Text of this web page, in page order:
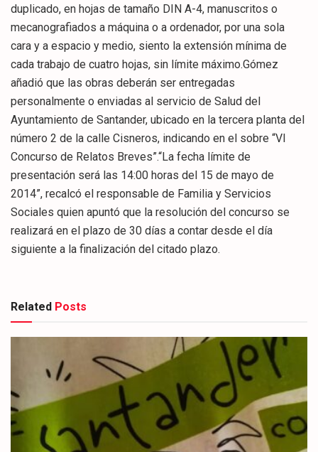
duplicado, en hojas de tamaño DIN A-4, manuscritos o
mecanografiados a máquina o a ordenador, por una sola
cara y a espacio y medio, siento la extensión mínima de
cada trabajo de cuatro hojas, sin límite máximo.Gómez
añadió que las obras deberán ser entregadas
personalmente o enviadas al servicio de Salud del
Ayuntamiento de Santander, ubicado en la tercera planta del
número 2 de la calle Cisneros, indicando en el sobre “VI
Concurso de Relatos Breves”.“La fecha límite de
presentación será las 14:00 horas del 15 de mayo de
2014”, recalcó el responsable de Familia y Servicios
Sociales quien apuntó que la resolución del concurso se
realizará en el plazo de 30 días a contar desde el día
siguiente a la finalización del citado plazo.
Related Posts